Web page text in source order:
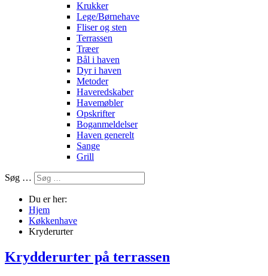
Krukker
Lege/Børnehave
Fliser og sten
Terrassen
Træer
Bål i haven
Dyr i haven
Metoder
Haveredskaber
Havemøbler
Opskrifter
Boganmeldelser
Haven generelt
Sange
Grill
Søg …
Du er her:
Hjem
Køkkenhave
Kryderurter
Krydderurter på terrassen